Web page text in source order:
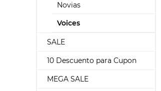
Novias
Voices
SALE
10 Descuento para Cupon
MEGA SALE